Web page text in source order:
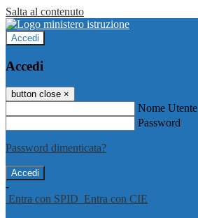
Salta al contenuto
Accedi
Accedi
button close ×
Nome Utente
Password
Password dimenticata?
-
Entra con SPID Entra con CIE